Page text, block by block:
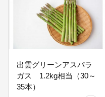
環境先進都市の構築に
リサイクル推進事業、トキ
啓発事業など
出雲グリーンアスパラ
ガス 1.2kg相当（30～
35本）